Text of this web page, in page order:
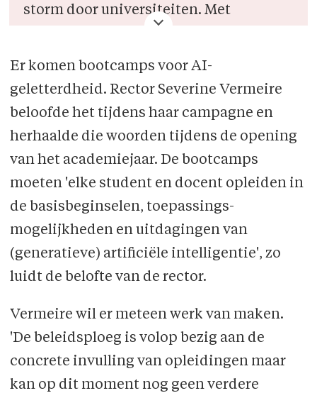
storm door universiteiten. Met
tot gevolg, maar ook niet te
onderschatten risico’s. Wat weegt
door?
Veto trok op onderzoek. Lees
alle artikelen.
Er komen bootcamps voor AI-
geletterdheid. Rector Severine Vermeire
beloofde het tijd­ens haar campagne en
herhaalde die woorden tijdens de opening
van het academie­jaar. De bootcamps
moeten 'elke student en docent opleiden in
de basisbeginselen, toe­passings­­­
mogelijkheden en uitdagingen van
(generatieve) artificiële intelligentie', zo
luidt de belofte van de rector.
Vermeire wil er meteen werk van maken.
'De beleidsploeg is volop bezig aan de
concrete invulling van opleidingen maar
kan op dit moment nog geen verdere